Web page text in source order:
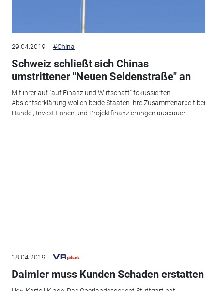
29.04.2019 #China
Schweiz schließt sich Chinas
umstrittener "Neuen Seidenstraße" an
Mit ihrer auf "auf Finanz und Wirtschaft" fokussierten
Absichtserklärung wollen beide Staaten ihre Zusammenarbeit bei
Handel, Investitionen und Projektfinanzierungen ausbauen.
18.04.2019
Daimler muss Kunden Schaden erstatten